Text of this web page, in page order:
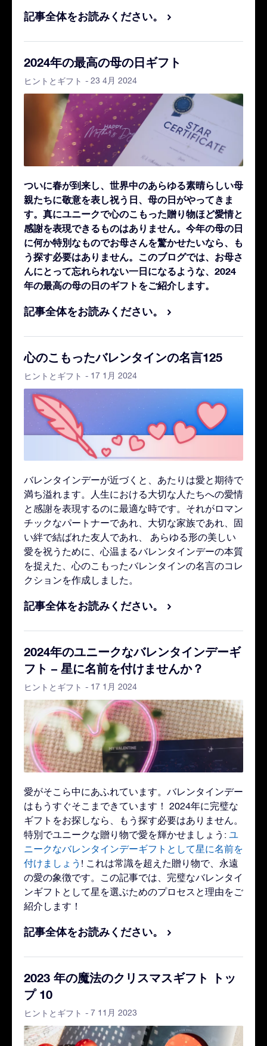
記事全体をお読みください。
2024年の最高の母の日ギフト
ヒントとギフト - 23 4月 2024
ついに春が到来し、世界中のあらゆる素晴らしい母
親たちに敬意を表し祝う日、母の日がやってきま
す。真にユニークで心のこもった贈り物ほど愛情と
感謝を表現できるものはありません。今年の母の日
に何か特別なものでお母さんを驚かせたいなら、も
う探す必要はありません。このブログでは、お母さ
んにとって忘れられない一日になるような、2024
年の最高の母の日のギフトをご紹介します。
記事全体をお読みください。
心のこもったバレンタインの名言125
ヒントとギフト - 17 1月 2024
バレンタインデーが近づくと、あたりは愛と期待で
満ち溢れます。人生における大切な人たちへの愛情
と感謝を表現するのに最適な時です。それがロマン
チックなパートナーであれ、大切な家族であれ、固
い絆で結ばれた友人であれ、 あらゆる形の美しい
愛を祝うために、心温まるバレンタインデーの本質
を捉えた、心のこもったバレンタインの名言のコレ
クションを作成しました。
記事全体をお読みください。
2024年のユニークなバレンタインデーギ
フト – 星に名前を付けませんか？
ヒントとギフト - 17 1月 2024
愛がそこら中にあふれています。バレンタインデー
はもうすぐそこまできています！ 2024年に完璧な
ギフトをお探しなら、もう探す必要はありません。
特別でユニークな贈り物で愛を輝かせましょう: ユ
ニークなバレンタインデーギフトとして星に名前を
付けましょう ! これは常識を超えた贈り物で、永遠
の愛の象徴です。この記事では、完璧なバレンタイ
ンギフトとして星を選ぶためのプロセスと理由をご
紹介します！
記事全体をお読みください。
2023 年の魔法のクリスマスギフト トッ
プ 10
ヒントとギフト - 7 11月 2023